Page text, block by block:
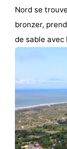
Hof
Last
faire
Lieux
d'intérêt
Musées
Monuments
Nord se
bronzer,
de sable avec